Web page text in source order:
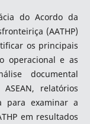
do Acordo da
(AATHP)
os principais
operacional e as
documental
relatórios
para examinar a
em resultados